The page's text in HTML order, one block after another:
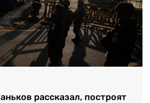
рассказал, построят